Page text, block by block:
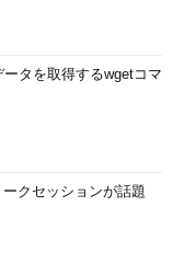
既存の規則の参
の「証明書ストア」に
タを取得するwgetコマ
クセッションが話題